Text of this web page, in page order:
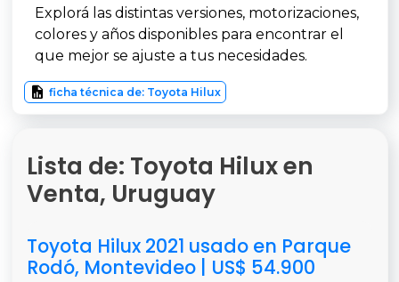
Explorá las distintas versiones, motorizaciones,
colores y años disponibles para encontrar el
que mejor se ajuste a tus necesidades.
ficha técnica de: Toyota Hilux
Lista de: Toyota Hilux en
Venta, Uruguay
Toyota Hilux 2021 usado en Parque
Rodó, Montevideo | US$ 54.900